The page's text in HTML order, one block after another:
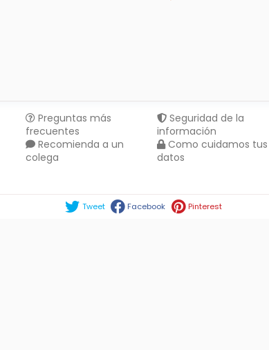
Preguntas más
frecuentes
Recomienda a un
colega
Seguridad de la
información
Como cuidamos tus
datos
Tweet Facebook Pinterest